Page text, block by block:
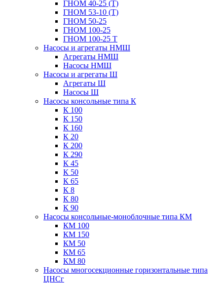
ГНОМ 40-25 (Т)
ГНОМ 53-10 (Т)
ГНОМ 50-25
ГНОМ 100-25
ГНОМ 100-25 Т
Насосы и агрегаты НМШ
Агрегаты НМШ
Насосы НМШ
Насосы и агрегаты Ш
Агрегаты Ш
Насосы Ш
Насосы консольные типа К
К 100
К 150
К 160
К 20
К 200
К 290
К 45
К 50
К 65
К 8
К 80
К 90
Насосы консольные-моноблочные типа КМ
КМ 100
КМ 150
КМ 50
КМ 65
КМ 80
Насосы многосекционные горизонтальные типа
ЦНСг